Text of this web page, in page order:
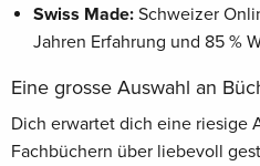
Swiss Made: Schweizer
Jahren Erfahrung und 85 %
Eine grosse Auswahl an
Dich erwartet dich eine riesige
Fachbüchern über liebevoll